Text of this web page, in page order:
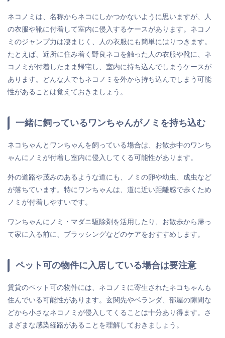
ネコノミは、名称からネコにしかつかないように思いますが、人
の衣服や靴に付着して室内に侵入するケースがあります。ネコノ
ミのジャンプ力は凄まじく、人の衣服にも簡単にはりつきます。
たとえば、近所に住み着く野良ネコを触った人の衣服や靴に、ネ
コノミが付着したまま帰宅し、室内に持ち込んでしまうケースが
あります。どんな人でもネコノミを外から持ち込んでしまう可能
性があることは覚えておきましょう。
一緒に飼っているワンちゃんがノミを持ち込む
ネコちゃんとワンちゃんを飼っている場合は、お散歩中のワンち
ゃんにノミが付着し室内に侵入してくる可能性があります。
外の道路や茂みのあるような道にも、ノミの卵や幼虫、成虫など
が落ちています。特にワンちゃんは、道に近い距離感で歩くため
ノミが付着しやすいです。
ワンちゃんにノミ・マダニ駆除剤を活用したり、お散歩から帰っ
て家に入る前に、ブラッシングなどのケアをおすすめします。
ペット可の物件に入居している場合は要注意
賃貸のペット可の物件には、ネコノミに寄生されたネコちゃんも
住んでいる可能性があります。玄関先やベランダ、部屋の隙間な
どから小さなネコノミが侵入してくることは十分あり得ます。さ
まざまな感染経路があることを理解しておきましょう。